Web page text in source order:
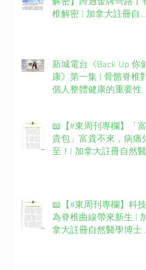
椎解密 | 加拿大註冊自然
新城電台《Back Up 你健
康》第一集 | 骨骼脊椎對
個人整體健康的重要性
📖【#東周刊專欄】「富
貴包」富貴不來，病痛先
至！| 加拿大註冊自然醫
📖【#東周刊專欄】科技
為脊椎曲線帶來新生 | 加
拿大註冊自然醫學博士 #